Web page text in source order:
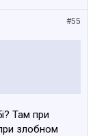
#55
Там при
злобном